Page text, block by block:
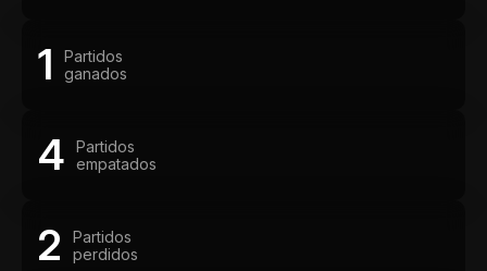
1
Partidos
ganados
4
Partidos
empatados
2
Partidos
perdidos